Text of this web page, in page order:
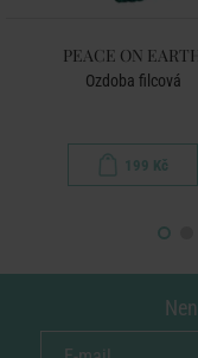
PEACE ON
Ozdoba filcová
199 Kč